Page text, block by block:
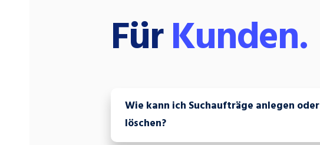
FürKunden.
Wie kann ich Suchaufträge anlegen oder
löschen?